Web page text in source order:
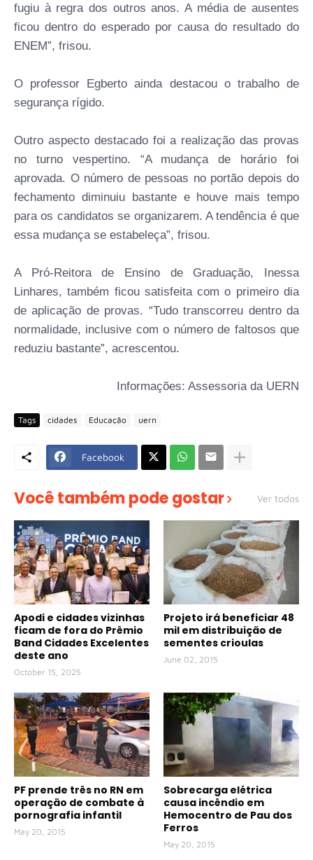
fugiu à regra dos outros anos. A média de ausentes
ficou dentro do esperado por causa do resultado do
ENEM”, frisou.
O professor Egberto ainda destacou o trabalho de
segurança rígido.
Outro aspecto destacado foi a realização das provas
no turno vespertino. “A mudança de horário foi
aprovada. O número de pessoas no portão depois do
fechamento diminuiu bastante e houve mais tempo
para os candidatos se organizarem. A tendência é que
essa mudança se estabeleça”, frisou.
A Pró-Reitora de Ensino de Graduação, Inessa
Linhares, também ficou satisfeita com o primeiro dia
de aplicação de provas. “Tudo transcorreu dentro da
normalidade, inclusive com o número de faltosos que
reduziu bastante”, acrescentou.
Informações: Assessoria da UERN
Tags cidades Educação uern
Facebook
Você também pode gostar Ver todos
Apodi e cidades vizinhas
ficam de fora do Prêmio
Band Cidades Excelentes
deste ano
October 15, 2025
Projeto irá beneficiar 48
mil em distribuição de
sementes crioulas
June 02, 2015
PF prende três no RN em
operação de combate à
pornografia infantil
May 20, 2015
Sobrecarga elétrica
causa incêndio em
Hemocentro de Pau dos
Ferros
May 20, 2015